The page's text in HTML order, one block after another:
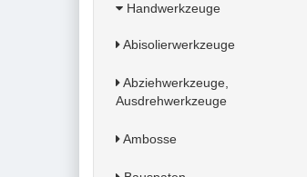
Handwerkzeuge
Abisolierwerkzeuge
Abziehwerkzeuge,
Ausdrehwerkzeuge
Ambosse